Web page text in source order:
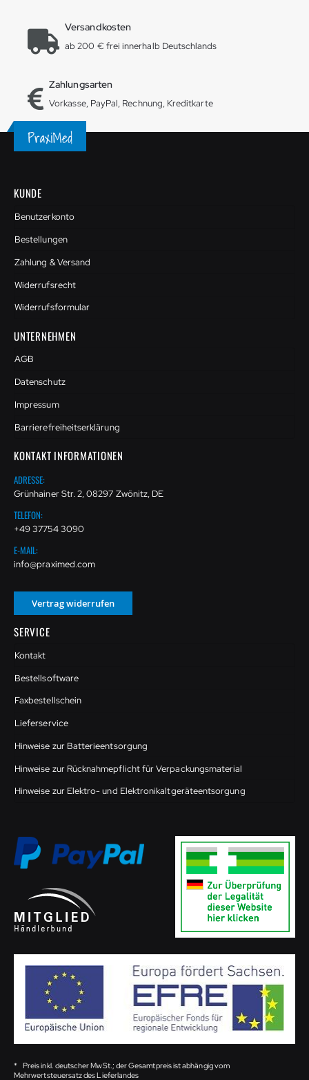
Versandkosten
ab 200 € frei innerhalb Deutschlands
Zahlungsarten
Vorkasse, PayPal, Rechnung, Kreditkarte
KUNDE
Benutzerkonto
Bestellungen
Zahlung & Versand
Widerrufsrecht
Widerrufsformular
UNTERNEHMEN
AGB
Datenschutz
Impressum
Barrierefreiheitserklärung
KONTAKT INFORMATIONEN
ADRESSE:
Grünhainer Str. 2, 08297 Zwönitz, DE
TELEFON:
+49 37754 3090
E-MAIL:
info@praximed.com
Vertrag widerrufen
SERVICE
Kontakt
Bestellsoftware
Faxbestellschein
Lieferservice
Hinweise zur Batterieentsorgung
Hinweise zur Rücknahmepflicht für Verpackungsmaterial
Hinweise zur Elektro- und Elektronikaltgeräteentsorgung
* Preis inkl. deutscher MwSt.; der Gesamtpreis ist abhängig vom
Mehrwertsteuersatz des Lieferlandes